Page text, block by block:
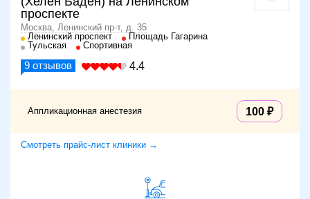
проспекте
Москва, Ленинский пр-т, д. 35
Ленинский проспект
Площадь Гагарина
Тульская
Спортивная
9 отзывов 4.4
Аппликационная анестезия 100
Смотреть прайс-лист клиники →